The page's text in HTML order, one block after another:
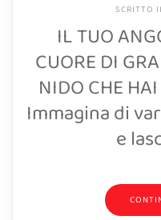
SCRITTO
IL TUO
CUORE DI
NIDO CHE
Immagina di
e